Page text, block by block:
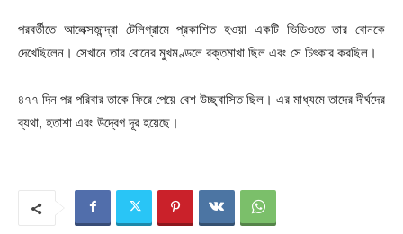
পরবর্তীতে আলেক্সজান্দ্রা টেলিগ্রামে প্রকাশিত হওয়া একটি ভিডিওতে তার বোনকে
দেখেছিলেন। সেখানে তার বোনের মুখমণ্ডলে রক্তমাখা ছিল এবং সে চিৎকার করছিল।
৪৭৭ দিন পর পরিবার তাকে ফিরে পেয়ে বেশ উচ্ছ্বাসিত ছিল। এর মাধ্যমে তাদের দীর্ঘদের
ব্যথা, হতাশা এবং উদ্বেগ দূর হয়েছে।